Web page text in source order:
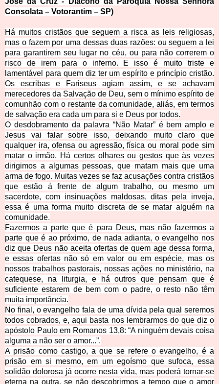
Consolata – Votorantim – SP)
Há muitos cristãos que seguem a risca as leis religiosas,
mas o fazem por uma dessas duas razões: ou seguem a lei
para garantirem seu lugar no céu, ou para não correrem o
risco de irem para o inferno. E isso é muito triste e
lamentável para quem diz ter um espírito e princípio cristão.
Os escribas e Fariseus agiam assim, e se achavam
merecedores da Salvação de Deu, sem o mínimo espírito de
comunhão com o restante da comunidade, aliás, em termos
de salvação era cada um para si e Deus por todos.
O desdobramento da palavra “Não Matar” é bem amplo e
Jesus vai falar sobre isso, deixando muito claro que
qualquer ira, ofensa ou agressão, física ou moral pode sim
matar o irmão. Há certos olhares ou gestos que às vezes
dirigimos a algumas pessoas, que matam mais que uma
arma de fogo. Muitas vezes se faz acusações contra cristãos
que estão á frente de algum trabalho, ou mesmo um
sacerdote, com insinuações maldosas, ditas pela inveja,
essa é uma forma muito discreta de se matar alguém na
comunidade.
Fazermos a parte que é para Deus, mas não fazermos a
parte que é ao próximo, de nada adianta, o evangelho nos
diz que Deus não aceita ofertas de quem age dessa forma,
e essas ofertas não só em valor ou em espécie, mas os
nossos trabalhos pastorais, nossas ações no ministério, na
catequese, na liturgia, e há outros que pensam que é
suficiente estarem de bem com o padre, o resto não têm
muita importância.
No final, o evangelho fala de uma dívida pela qual seremos
todos cobrados, e, aqui basta nos lembrarmos do que diz o
apóstolo Paulo em Romanos 13,8: “A ninguém devais coisa
alguma a não ser o amor...”.
A prisão como castigo, a que se refere o evangelho, é a
prisão em si mesmo, em um egoísmo que sufoca, essa
solidão dolorosa já ocorre nesta vida, mas poderá tornar-se
eterna na outra, se não descobrirmos a tempo que o amor